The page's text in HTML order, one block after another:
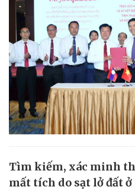
Tìm kiếm, xác minh
mất tích do sạt lở đất ở